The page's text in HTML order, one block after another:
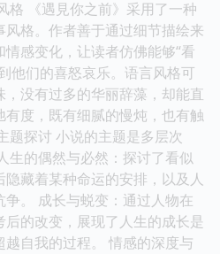
格 《遇見你之前》采用了一种
格。作者善于通过细节描绘来
感变化，让读者仿佛能够“看
他们的喜怒哀乐。语言风格可
没有过多的华丽辞藻，却能直
度，既有细腻的慢炖，也有触
题探讨 小说的主题是多层次
生的偶然与必然：探讨了看似
藏着某种命运的安排，以及人
。 成长与蜕变：通过人物在
的改变，展现了人生的成长是
自我的过程。 情感的深度与